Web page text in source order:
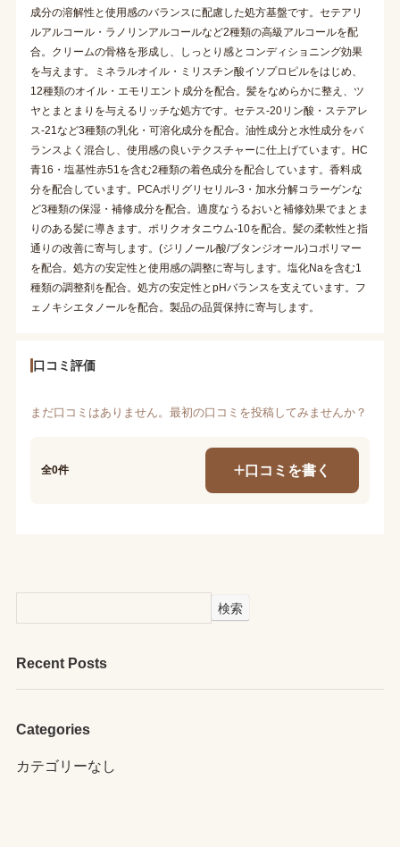
成分の溶解性と使用感のバランスに配慮した処方基盤です。セテアリ
ルアルコール・ラノリンアルコールなど2種類の高級アルコールを配
合。クリームの骨格を形成し、しっとり感とコンディショニング効果
を与えます。ミネラルオイル・ミリスチン酸イソプロピルをはじめ、
12種類のオイル・エモリエント成分を配合。髪をなめらかに整え、ツ
ヤとまとまりを与えるリッチな処方です。セテス-20リン酸・ステアレ
ス-21など3種類の乳化・可溶化成分を配合。油性成分と水性成分をバ
ランスよく混合し、使用感の良いテクスチャーに仕上げています。HC
青16・塩基性赤51を含む2種類の着色成分を配合しています。香料成
分を配合しています。PCAポリグリセリル-3・加水分解コラーゲンな
ど3種類の保湿・補修成分を配合。適度なうるおいと補修効果でまとま
りのある髪に導きます。ポリクオタニウム-10を配合。髪の柔軟性と指
通りの改善に寄与します。(ジリノール酸/ブタンジオール)コポリマー
を配合。処方の安定性と使用感の調整に寄与します。塩化Naを含む1
種類の調整剤を配合。処方の安定性とpHバランスを支えています。フ
ェノキシエタノールを配合。製品の品質保持に寄与します。
口コミ評価
まだ口コミはありません。最初の口コミを投稿してみませんか？
全0件 口コミを書く
検索
Recent Posts
Categories
カテゴリーなし